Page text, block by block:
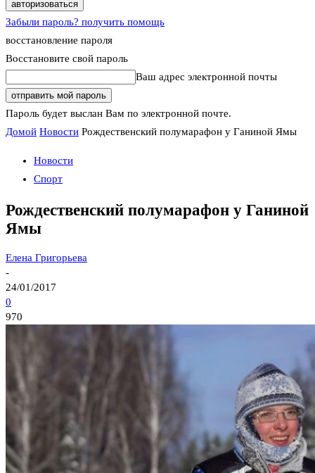
Забыли пароль? получить помощь
восстановление пароля
Восстановите свой пароль
Ваш адрес электронной почты
Пароль будет выслан Вам по электронной почте.
Домой Новости Рождественский полумарафон у Ганиной Ямы
Новости
Спорт
Рождественский полумарафон у Ганиной
Ямы
Елена Григорьева
-
24/01/2017
0
970